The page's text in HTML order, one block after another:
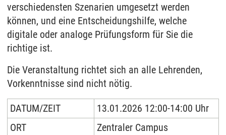
verschiedensten Szenarien umgesetzt werden
können, und eine Entscheidungshilfe, welche
digitale oder analoge Prüfungsform für Sie die
richtige ist.
Die Veranstaltung richtet sich an alle Lehrenden,
Vorkenntnisse sind nicht nötig.
DATUM/ZEIT
13.01.2026 12:00-14:00 Uhr
ORT
Zentraler Campus